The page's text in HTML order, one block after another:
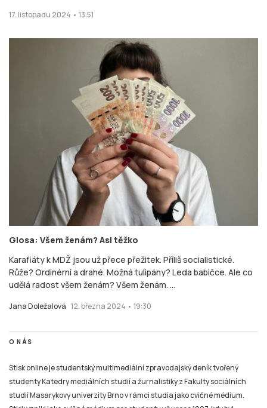
17. listopadu 2024 • 13:51
Glosa: Všem ženám? Asi těžko
Karafiáty k MDŽ jsou už přece přežitek. Příliš socialistické.
Růže? Ordinérní a drahé. Možná tulipány? Leda babičce. Ale co
udělá radost všem ženám? Všem ženám. ...
Jana Doležalová 12. března 2024 • 19:30
O NÁS
Stisk online je studentský multimediální zpravodajský deník tvořený
studenty Katedry mediálních studií a žurnalistiky z Fakulty sociálních
studií Masarykovy univerzity Brno v rámci studia jako cvičné médium.